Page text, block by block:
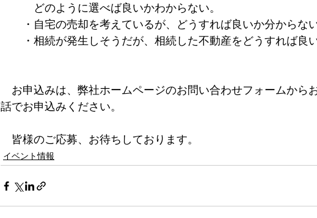
どのように選べば良いかわからない。
・自宅の売却を考えているが、どうすれば良いか分からない
・相続が発生しそうだが、相続した不動産をどうすれば良い
な
お申込みは、弊社ホームページのお問い合わせフォームから
話でお申込みください。
皆様のご応募、お待ちしております。
イベント情報